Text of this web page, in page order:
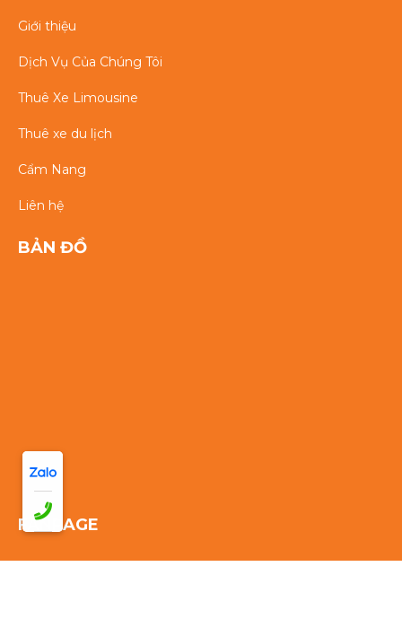
Giới thiệu
Dịch Vụ Của Chúng Tôi
Thuê Xe Limousine
Thuê xe du lịch
Cẩm Nang
Liên hệ
BẢN ĐỒ
FANPAGE